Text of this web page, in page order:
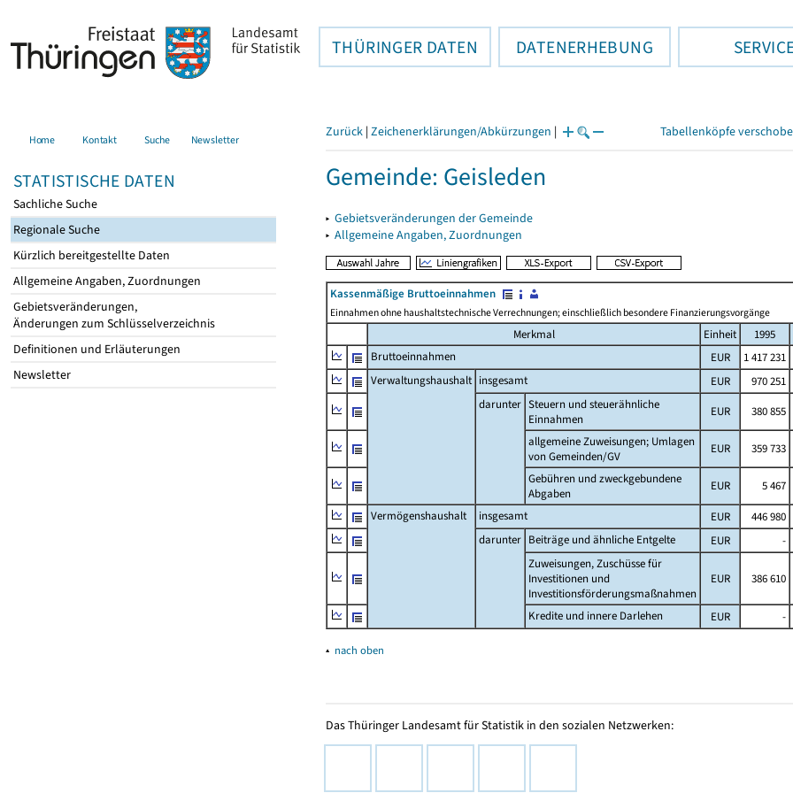
THÜRINGER DATEN DATENERHEBUNG
Home Kontakt Suche Newsletter
STATISTISCHE DATEN
Sachliche Suche
Regionale Suche
Kürzlich bereitgestellte Daten
Allgemeine Angaben, Zuordnungen
Gebietsveränderungen,
Änderungen zum Schlüsselverzeichnis
Definitionen und Erläuterungen
Newsletter
Zurück | Zeichenerklärungen/Abkürzungen | Tabellenköpfe
Gemeinde: Geisleden
▸ Gebietsveränderungen der Gemeinde
▸ Allgemeine Angaben, Zuordnungen
Kassenmäßige Bruttoeinnahmen
Einnahmen ohne haushaltstechnische Verrechnungen; einschließlich besondere Finanzierungsvorgänge
Merkmal Einheit 1995
Bruttoeinnahmen
EUR 1 417 231
Verwaltungshaushalt insgesamt EUR 970 251
darunter Steuern und steuerähnliche
Einnahmen
EUR 380 855
allgemeine Zuweisungen; Umlagen
von Gemeinden/GV
EUR 359 733
Gebühren und zweckgebundene
Abgaben
EUR 5 467
Vermögenshaushalt
insgesamt EUR 446 980
darunter Beiträge und ähnliche Entgelte EUR -
Zuweisungen, Zuschüsse für
Investitionen und
Investitionsförderungsmaßnahmen
EUR 386 610
Kredite und innere Darlehen EUR -
▴ nach oben
Das Thüringer Landesamt für Statistik in den sozialen Netzwerken: